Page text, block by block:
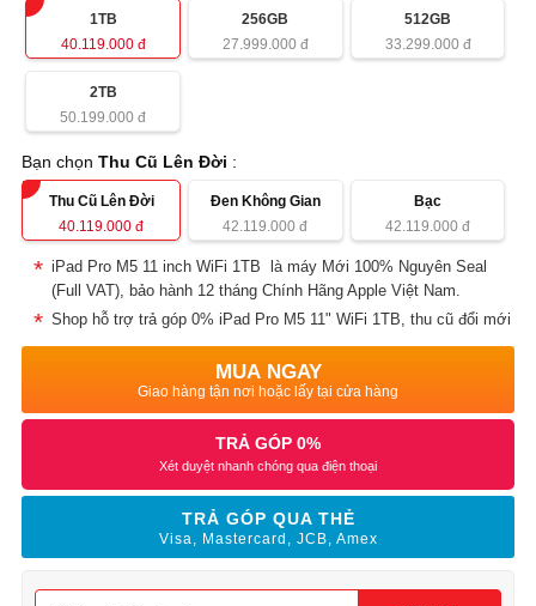
1TB
40.119.000đ
256GB
27.999.000đ
512GB
33.299.000đ
2TB
50.199.000 đ
Bạn chọnThu Cũ Lên Đời :
Thu Cũ Lên Đời
40.119.000 đ
Đen Không Gian
42.119.000 đ
Bạc
42.119.000 đ
iPad Pro M5 11 inch WiFi 1TB là máy Mới 100% Nguyên Seal
(Full VAT), bảo hành 12 tháng Chính Hãng Apple Việt Nam.
Shop hỗ trợ trả góp 0% iPad Pro M5 11" WiFi 1TB, thu cũ đổi mới
MUA NGAY
Giao hàng tận nơi hoặc lấy tại cửa hàng
TRẢ GÓP 0%
Xét duyệt nhanh chóng qua điện thoại
TRẢ GÓP QUA THẺ
Visa, Mastercard, JCB, Amex